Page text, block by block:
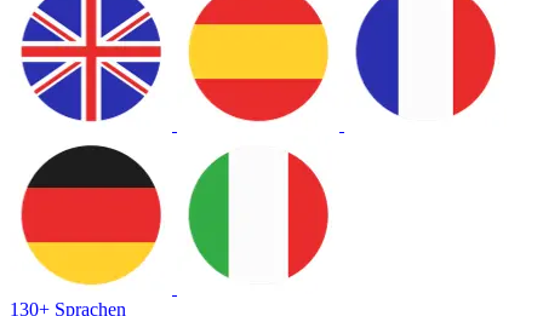
130+ Sprachen